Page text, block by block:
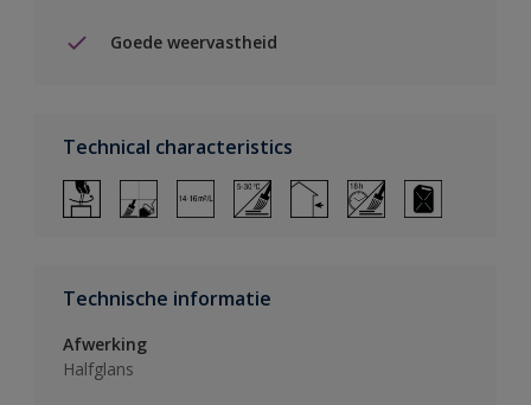
Goede weervastheid
Technical characteristics
Technische informatie
Afwerking
Halfglans